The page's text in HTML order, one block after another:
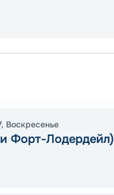
, Воскресенье
Форт-Лодердейл)